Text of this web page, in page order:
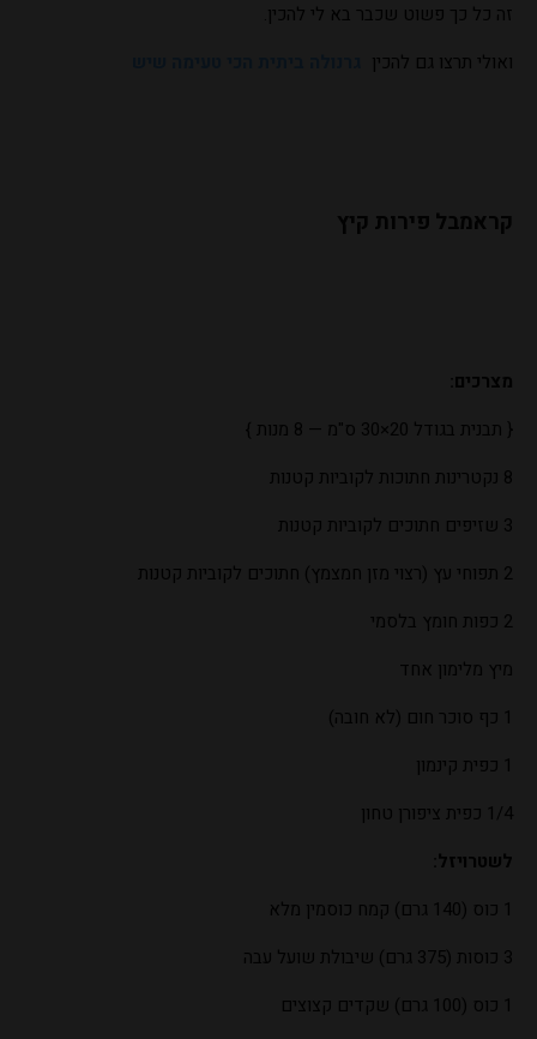
זה כל כך פשוט שכבר בא לי להכין.
ואולי תרצו גם להכין
קראמבל פירות קיץ
מצרכים:
{ תבנית בגודל 20×30 ס"מ — 8 מנות }
8 נקטרינות חתוכות לקוביות קטנות
3 שזיפים חתוכים לקוביות קטנות
2 תפוחי עץ (רצוי מזן חמצמץ) חתוכים לקוביות קטנות
2 כפות חומץ בלסמי
מיץ מלימון אחד
1 כף סוכר חום (לא חובה)
1 כפית קינמון
1/4 כפית ציפורן טחון
לשטרויזל:
1 כוס (140 גרם) קמח כוסמין מלא
3 כוסות (375 גרם) שיבולת שועל עבה
1 כוס (100 גרם) שקדים קצוצים